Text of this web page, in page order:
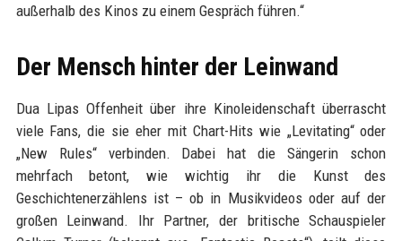
außerhalb des Kinos zu einem Gespräch führen.“
Der Mensch hinter der Leinwand
Dua Lipas Offenheit über ihre Kinoleidenschaft überrascht
viele Fans, die sie eher mit Chart-Hits wie „Levitating“ oder
„New Rules“ verbinden. Dabei hat die Sängerin schon
mehrfach betont, wie wichtig ihr die Kunst des
Geschichtenerzählens ist – ob in Musikvideos oder auf der
großen Leinwand. Ihr Partner, der britische Schauspieler